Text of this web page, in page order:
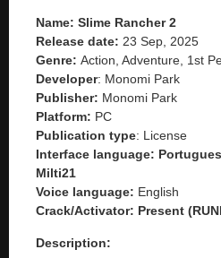
Name: Slime Rancher 2
Release date: 23 Sep, 2025
Genre: Action, Adventure, 1st
Developer: Monomi Park
Publisher: Monomi Park
Platform: PC
Publication type: License
Interface language:
Milti21
Voice language: English
Crack/Activator: Present
Description: